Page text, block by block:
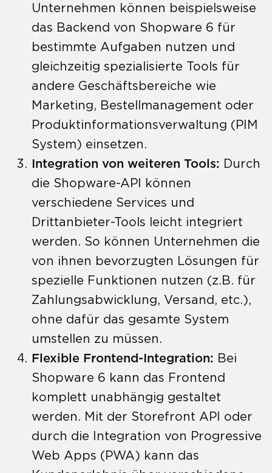
Unternehmen können beispielsweise
das Backend von Shopware 6 für
bestimmte Aufgaben nutzen und
gleichzeitig spezialisierte Tools für
andere Geschäftsbereiche wie
Marketing, Bestellmanagement oder
Produktinformationsverwaltung (PIM
System) einsetzen.
Integration von weiteren Tools: Durch
die Shopware-API können
verschiedene Services und
Drittanbieter-Tools leicht integriert
werden. So können Unternehmen die
von ihnen bevorzugten Lösungen für
spezielle Funktionen nutzen (z.B. für
Zahlungsabwicklung, Versand, etc.),
ohne dafür das gesamte System
umstellen zu müssen.
Flexible Frontend-Integration: Bei
Shopware 6 kann das Frontend
komplett unabhängig gestaltet
werden. Mit der Storefront API oder
durch die Integration von Progressive
Web Apps (PWA) kann das